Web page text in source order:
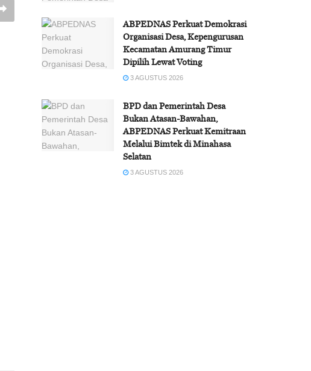
ABPEDNAS Perkuat Demokrasi
Organisasi Desa, Kepengurusan
Kecamatan Amurang Timur
Dipilih Lewat Voting
3 AGUSTUS 2026
BPD dan Pemerintah Desa
Bukan Atasan-Bawahan,
ABPEDNAS Perkuat Kemitraan
Melalui Bimtek di Minahasa
Selatan
3 AGUSTUS 2026